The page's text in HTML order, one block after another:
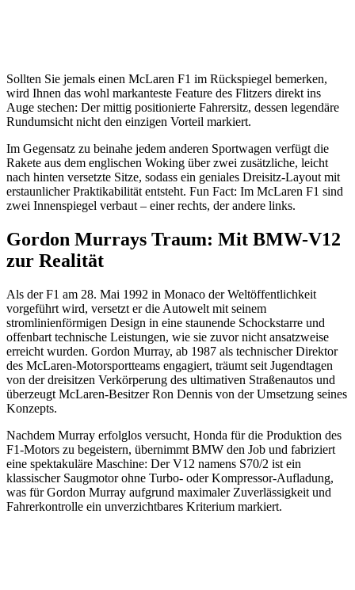
Sollten Sie jemals einen McLaren F1 im Rückspiegel bemerken,
wird Ihnen das wohl markanteste Feature des Flitzers direkt ins
Auge stechen: Der mittig positionierte Fahrersitz, dessen legendäre
Rundumsicht nicht den einzigen Vorteil markiert.
Im Gegensatz zu beinahe jedem anderen Sportwagen verfügt die
Rakete aus dem englischen Woking über zwei zusätzliche, leicht
nach hinten versetzte Sitze, sodass ein geniales Dreisitz-Layout mit
erstaunlicher Praktikabilität entsteht. Fun Fact: Im McLaren F1 sind
zwei Innenspiegel verbaut – einer rechts, der andere links.
Gordon Murrays Traum: Mit BMW-V12
zur Realität
Als der F1 am 28. Mai 1992 in Monaco der Weltöffentlichkeit
vorgeführt wird, versetzt er die Autowelt mit seinem
stromlinienförmigen Design in eine staunende Schockstarre und
offenbart technische Leistungen, wie sie zuvor nicht ansatzweise
erreicht wurden. Gordon Murray, ab 1987 als technischer Direktor
des McLaren-Motorsportteams engagiert, träumt seit Jugendtagen
von der dreisitzen Verkörperung des ultimativen Straßenautos und
überzeugt McLaren-Besitzer Ron Dennis von der Umsetzung seines
Konzepts.
Nachdem Murray erfolglos versucht, Honda für die Produktion des
F1-Motors zu begeistern, übernimmt BMW den Job und fabriziert
eine spektakuläre Maschine: Der V12 namens S70/2 ist ein
klassischer Saugmotor ohne Turbo- oder Kompressor-Aufladung,
was für Gordon Murray aufgrund maximaler Zuverlässigkeit und
Fahrerkontrolle ein unverzichtbares Kriterium markiert.